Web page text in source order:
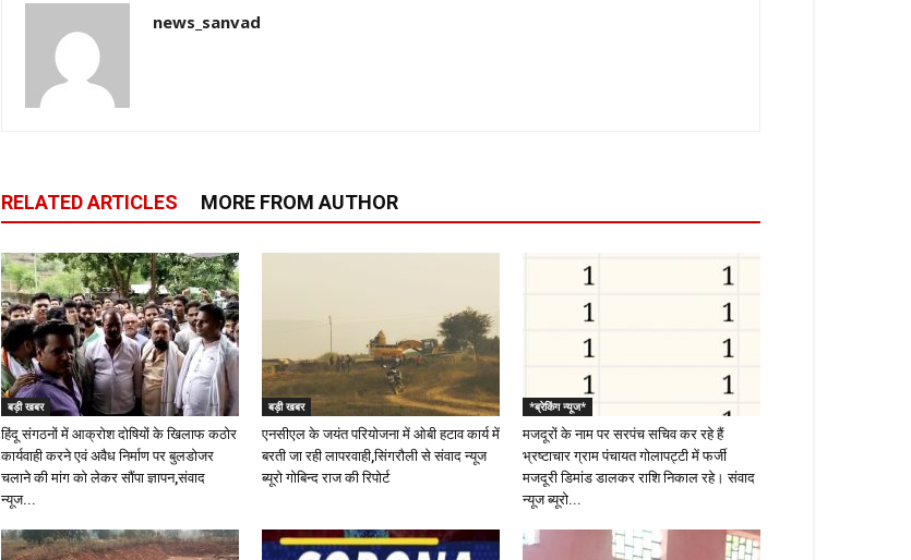
news_sanvad
RELATED ARTICLES MORE FROM AUTHOR
बड़ी खबर
हिंदू संगठनों में आक्रोश दोषियों के खिलाफ कठोर
कार्यवाही करने एवं अवैध निर्माण पर बुलडोजर
चलाने की मांग को लेकर सौंपा ज्ञापन,संवाद
न्यूज...
बड़ी खबर
एनसीएल के जयंत परियोजना में ओबी हटाव कार्य में
बरती जा रही लापरवाही,सिंगरौली से संवाद न्यूज
ब्यूरो गोबिन्द राज की रिपोर्ट
*ब्रेकिंग न्यूज*
मजदूरों के नाम पर सरपंच सचिव कर रहे हैं
भ्रष्टाचार ग्राम पंचायत गोलापट्टी में फर्जी
मजदूरी डिमांड डालकर राशि निकाल रहे। संवाद
न्यूज ब्यूरो...